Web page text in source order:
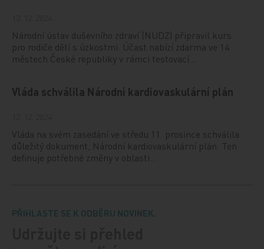
Národní ústav duševního zdraví (NUDZ) připravil kurs
pro rodiče dětí s úzkostmi. Účast nabízí zdarma ve 14
městech České republiky v rámci testovací…
Vláda schválila Národní kardiovaskulární plán
Vláda na svém zasedání ve středu 11. prosince schválila
důležitý dokument, Národní kardiovaskulární plán. Ten
definuje potřebné změny v oblasti…
PŘIHLASTE SE K ODBĚRU NOVINEK.